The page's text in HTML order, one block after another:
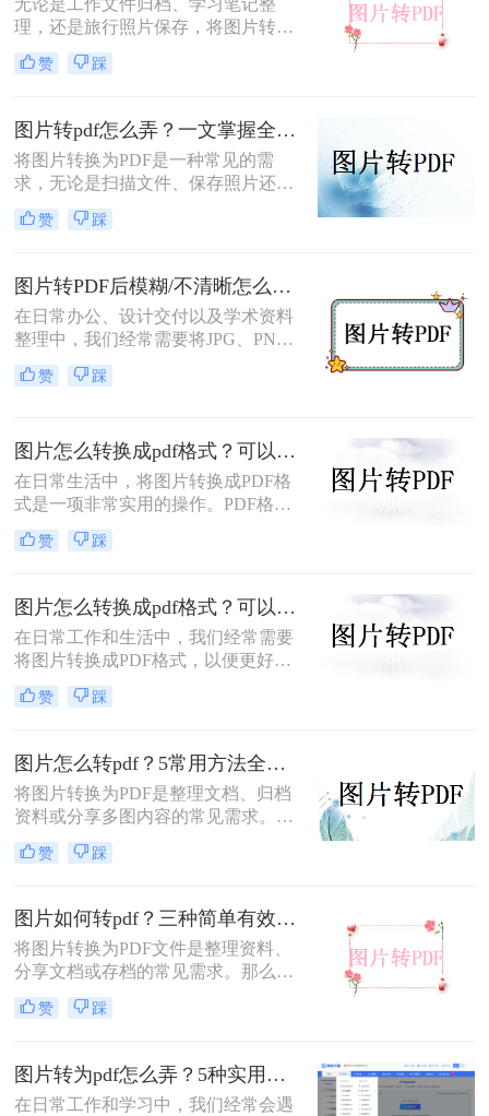
无论是工作文件归档、学习笔记整
理，还是旅行照片保存，将图片转换
为PDF都能让内容更规范、更易分
享。那么如何图片转pdf呢？本文提供
5种常用方法，3分钟即可学会！
赞 踩
图片转pdf怎么弄？一文掌握全平台方法！
将图片转换为PDF是一种常见的需
求，无论是扫描文件、保存照片还是
整理资料，PDF格式都能更好地保证
内容的完整性和兼容性。那么图片转
机、在线工具等多种转换方法，总有
一种适合你！
赞 踩
图片转PDF后模糊/不清晰怎么办？三种有效方法帮你解决！
在日常办公、设计交付以及学术资料
整理中，我们经常需要将JPG、PNG
等格式的图片合并转换为PDF文档。
然而，许多用户都遇到过这样一个令
变得模糊、边缘出现锯齿，甚至无法
进行高质量的打印。面对图片转PDF
后模糊/不清晰怎么办这一难题，很多
赞 踩
图片怎么转换成pdf格式？可以尝试这三种方法！
在日常生活中，将图片转换成PDF格
式是一项非常实用的操作。PDF格式
因其跨平台兼容性、格式固定性和易
于分享打印等特点，被广泛应用于各
怎么转换成pdf格式呢？本文将介绍三
种将图片转换成PDF格式的方法。
赞 踩
图片怎么转换成pdf格式？可以试试这4个转换方法！
在日常工作和生活中，我们经常需要
将图片转换成PDF格式，以便更好地
分享、保存或打印。那么图片怎么转
换成pdf格式呢？本文将介绍四种将图
赞 踩
图片怎么转pdf？5常用方法全攻略！
将图片转换为PDF是整理文档、归档
资料或分享多图内容的常见需求。那
么图片怎么转pdf呢？本文系统梳理5
类主流方法，助你快速实现图片转
赞 踩
图片如何转pdf？三种简单有效的方法分享！
将图片转换为PDF文件是整理资料、
分享文档或存档的常见需求。那么图
片如何转pdf呢？本文将介绍三种简单
有效的方法，助您快速完成转换。
赞 踩
图片转为pdf怎么弄？5种实用转换方法详解！
在日常工作和学习中，我们经常会遇